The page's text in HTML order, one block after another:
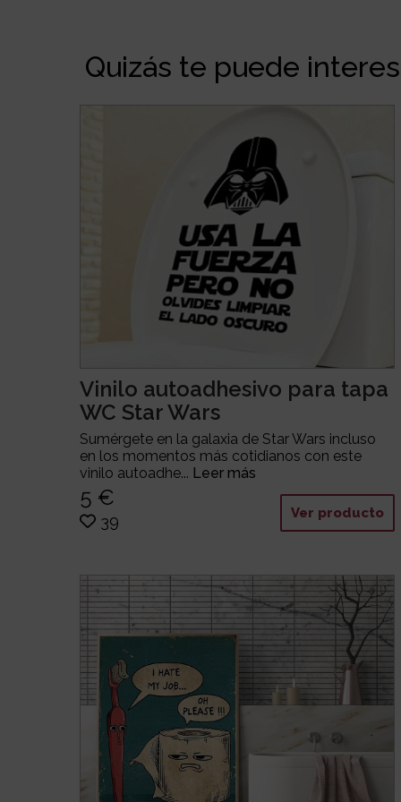
Quizás te puede
Vinilo autoadhesivo para tapa
WC Star Wars
Sumérgete en la galaxia de Star Wars incluso
en los momentos más cotidianos con este
vinilo autoadhe... Leer más
5 €
39 Ver producto